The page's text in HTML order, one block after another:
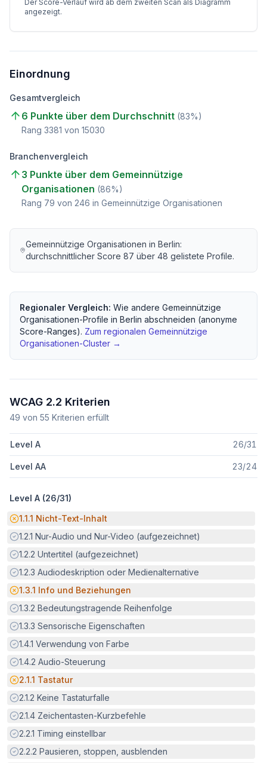
Der Score-Verlauf wird ab dem zweiten Scan als Diagramm
angezeigt.
Einordnung
Gesamtvergleich
6 Punkte über dem Durchschnitt (83%)
Rang 3381 von 15030
Branchenvergleich
3 Punkte über dem Gemeinnützige
Organisationen (86%)
Rang 79 von 246 in Gemeinnützige Organisationen
Gemeinnützige Organisationen in Berlin:
durchschnittlicher Score 87 über 48 gelistete Profile.
Regionaler Vergleich: Wie andere Gemeinnützige
Organisationen-Profile in Berlin abschneiden (anonyme
Score-Ranges). Zum regionalen Gemeinnützige
Organisationen-Cluster →
WCAG 2.2 Kriterien
49 von 55 Kriterien erfüllt
Level A 26/31
Level AA 23/24
Level A (26/31)
Potenzielle Barriere:
1.1.1 Nicht-Text-Inhalt
Erfüllt:
1.2.1 Nur-Audio und Nur-Video (aufgezeichnet)
Erfüllt:
1.2.2 Untertitel (aufgezeichnet)
Erfüllt:
1.2.3 Audiodeskription oder Medienalternative
Potenzielle Barriere:
1.3.1 Info und Beziehungen
Erfüllt:
1.3.2 Bedeutungstragende Reihenfolge
Erfüllt:
1.3.3 Sensorische Eigenschaften
Erfüllt:
1.4.1 Verwendung von Farbe
Erfüllt:
1.4.2 Audio-Steuerung
Potenzielle Barriere:
2.1.1 Tastatur
Erfüllt:
2.1.2 Keine Tastaturfalle
Erfüllt:
2.1.4 Zeichentasten-Kurzbefehle
Erfüllt:
2.2.1 Timing einstellbar
Erfüllt:
2.2.2 Pausieren, stoppen, ausblenden